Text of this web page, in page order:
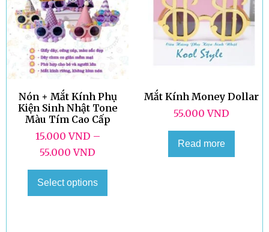
Nón + Mắt Kính Phụ
Kiện Sinh Nhật Tone
Màu Tím Cao Cấp
15.000VND –
55.000VND
Select options
Mắt Kính Money Dollar
55.000VND
Read more